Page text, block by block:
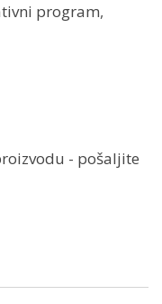
program,
- pošaljite